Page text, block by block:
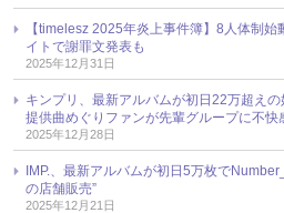
【timelesz 2025年炎上事件簿】8人体制
イトで謝罪文発表も
2025年12月31日
キンプリ、最新アルバムが初日22万超え
提供曲めぐりファンが先輩グループに不快
2025年12月28日
IMP.、最新アルバムが初日5万枚で
の店舗販売”
2025年12月21日